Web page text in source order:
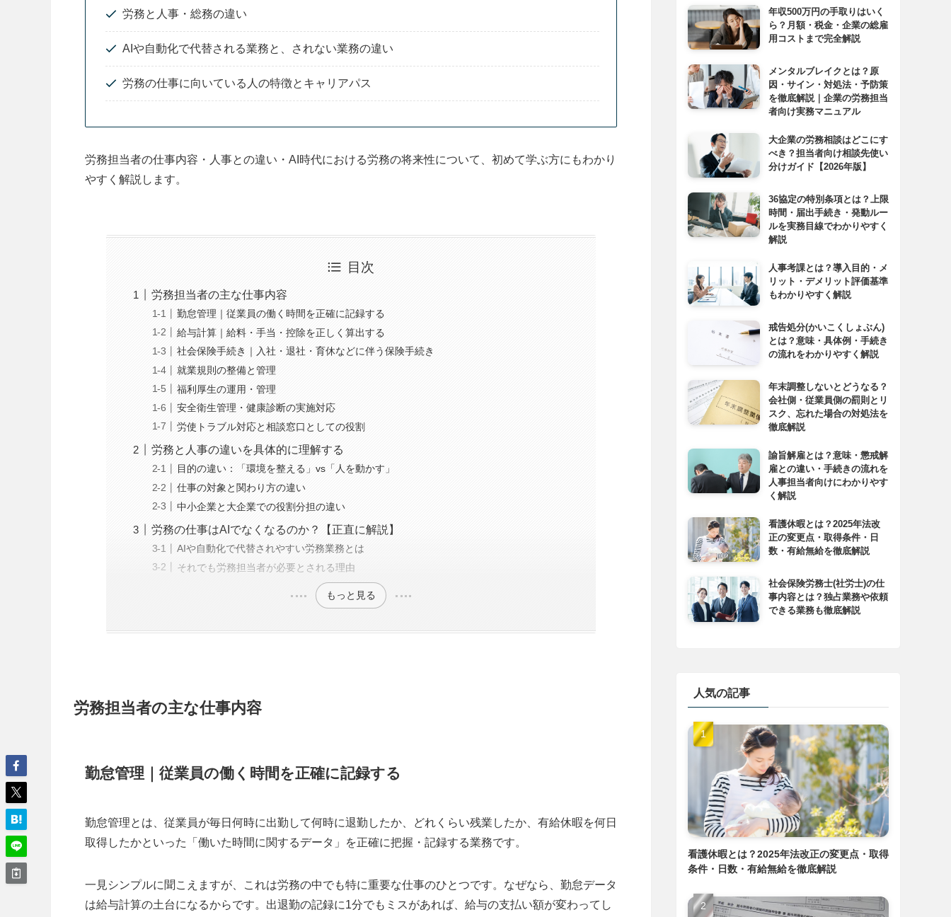
労務と人事・総務の違い
AIや自動化で代替される業務と、されない業務の違い
労務の仕事に向いている人の特徴とキャリアパス
労務担当者の仕事内容・人事との違い・AI時代における労務の将来性について、初めて学ぶ方にもわかり
やすく解説します。
目次
労務担当者の主な仕事内容
勤怠管理｜従業員の働く時間を正確に記録する
給与計算｜給料・手当・控除を正しく算出する
社会保険手続き｜入社・退社・育休などに伴う保険手続き
就業規則の整備と管理
福利厚生の運用・管理
安全衛生管理・健康診断の実施対応
労使トラブル対応と相談窓口としての役割
労務と人事の違いを具体的に理解する
目的の違い：「環境を整える」vs「人を動かす」
仕事の対象と関わり方の違い
中小企業と大企業での役割分担の違い
労務の仕事はAIでなくなるのか？【正直に解説】
AIや自動化で代替されやすい労務業務とは
それでも労務担当者が必要とされる理由
もっと見る
労務担当者の主な仕事内容
勤怠管理｜従業員の働く時間を正確に記録する
勤怠管理とは、従業員が毎日何時に出勤して何時に退勤したか、どれくらい残業したか、有給休暇を何日
取得したかといった「働いた時間に関するデータ」を正確に把握・記録する業務です。
一見シンプルに聞こえますが、これは労務の中でも特に重要な仕事のひとつです。なぜなら、勤怠データ
は給与計算の土台になるからです。出退勤の記録に1分でもミスがあれば、給与の支払い額が変わってし
年収500万円の手取りはいく
ら？月額・税金・企業の総雇
用コストまで完全解説
メンタルブレイクとは？原
因・サイン・対処法・予防策
を徹底解説｜企業の労務担当
者向け実務マニュアル
大企業の労務相談はどこにす
べき？担当者向け相談先使い
分けガイド【2026年版】
36協定の特別条項とは？上限
時間・届出手続き・発動ルー
ルを実務目線でわかりやすく
解説
人事考課とは？導入目的・メ
リット・デメリット評価基準
もわかりやすく解説
戒告処分(かいこくしょぶん)
とは？意味・具体例・手続き
の流れをわかりやすく解説
年末調整しないとどうなる？
会社側・従業員側の罰則とリ
スク、忘れた場合の対処法を
徹底解説
諭旨解雇とは？意味・懲戒解
雇との違い・手続きの流れを
人事担当者向けにわかりやす
く解説
看護休暇とは？2025年法改
正の変更点・取得条件・日
数・有給無給を徹底解説
社会保険労務士(社労士)の仕
事内容とは？独占業務や依頼
できる業務も徹底解説
人気の記事
看護休暇とは？2025年法改正の変更点・取得
条件・日数・有給無給を徹底解説